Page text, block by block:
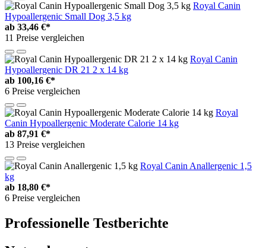
Royal Canin
Hypoallergenic Small Dog 3,5 kg
ab 33,46 €*
11 Preise vergleichen
Royal Canin
Hypoallergenic DR 21 2 x 14 kg
ab 100,16 €*
6 Preise vergleichen
Royal
Canin Hypoallergenic Moderate Calorie 14 kg
ab 87,91 €*
13 Preise vergleichen
Royal Canin Anallergenic 1,5
kg
ab 18,80 €*
6 Preise vergleichen
Professionelle Testberichte